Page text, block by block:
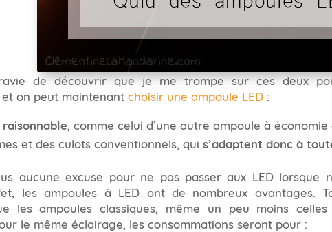
de découvrir que je me trompe sur ces deux
, et on peut maintenantchoisir une ampoule LED :
, comme celui d’une autre ampoule à économie
et des culots conventionnels, qui s’adaptent donc à
aucune excuse pour ne pas passer aux LED lorsque
les ampoules à LED ont de nombreux avantages.
les ampoules classiques, même un peu moins
le même éclairage, les consommations seront pour :